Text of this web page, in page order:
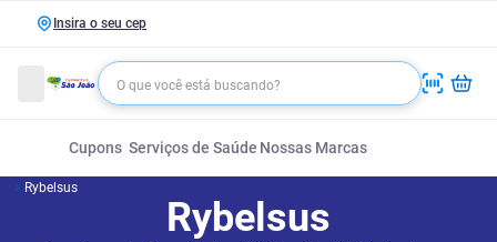
Insira o seu cep
Cupons Serviços de Saúde Nossas Marcas
Rybelsus
Rybelsus